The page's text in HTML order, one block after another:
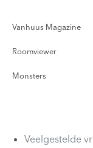
Vanhuus Magazine
Roomviewer
Monsters
Veelgestelde